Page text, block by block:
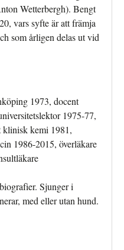
Wetterbergh). Bengt
vars syfte är att främja
som årligen delas ut vid
1973, docent
1975-77,
klinisk kemi 1981,
1986-2015, överläkare
Sjunger i
med eller utan hund.